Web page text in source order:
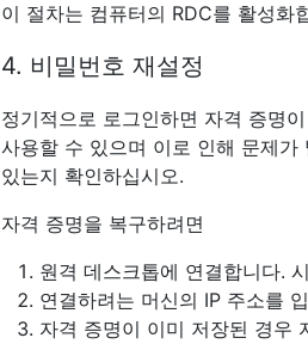
이 절차는 컴퓨터의 RDC를 활성화
4. 비밀번호 재설정
정기적으로 로그인하면 자격 증명
사용할 수 있으며 이로 인해 문제
있는지 확인하십시오.
자격 증명을 복구하려면
원격 데스크톱에 연결합니다.
연결하려는 머신의 IP 주소를
자격 증명이 이미 저장된 경우